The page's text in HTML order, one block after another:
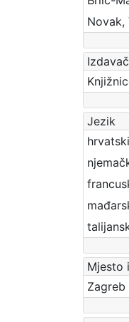
Izdavač
Jezik
hrvatski
Mjesto
Zagreb